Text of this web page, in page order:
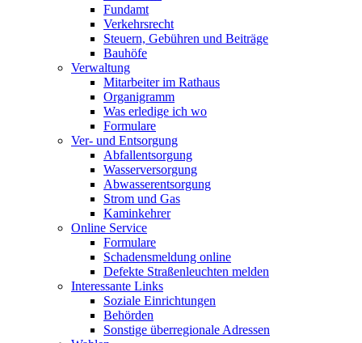
Fundamt
Verkehrsrecht
Steuern, Gebühren und Beiträge
Bauhöfe
Verwaltung
Mitarbeiter im Rathaus
Organigramm
Was erledige ich wo
Formulare
Ver- und Entsorgung
Abfallentsorgung
Wasserversorgung
Abwasserentsorgung
Strom und Gas
Kaminkehrer
Online Service
Formulare
Schadensmeldung online
Defekte Straßenleuchten melden
Interessante Links
Soziale Einrichtungen
Behörden
Sonstige überregionale Adressen